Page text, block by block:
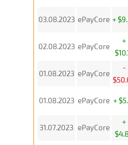
03.08.2023 ePayCore +
02.08.2023 ePayCore
+
01.08.2023 ePayCore
-
01.08.2023 ePayCore +
31.07.2023 ePayCore
+